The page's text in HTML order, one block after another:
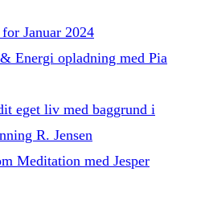
Januar 2024
Energi opladning med Pia
eget liv med baggrund i
R. Jensen
Meditation med Jesper